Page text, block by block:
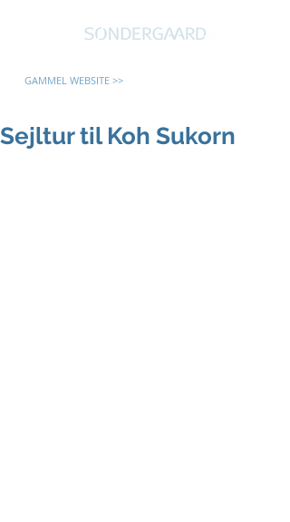
GAMMEL WEBSITE >>
Sejltur til Koh Sukorn